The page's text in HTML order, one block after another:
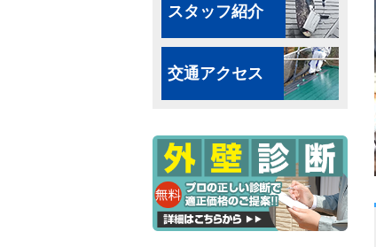
スタッフ紹介
交通アクセス